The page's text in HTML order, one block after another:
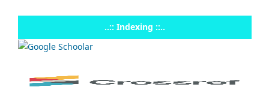
..:: Indexing ::..